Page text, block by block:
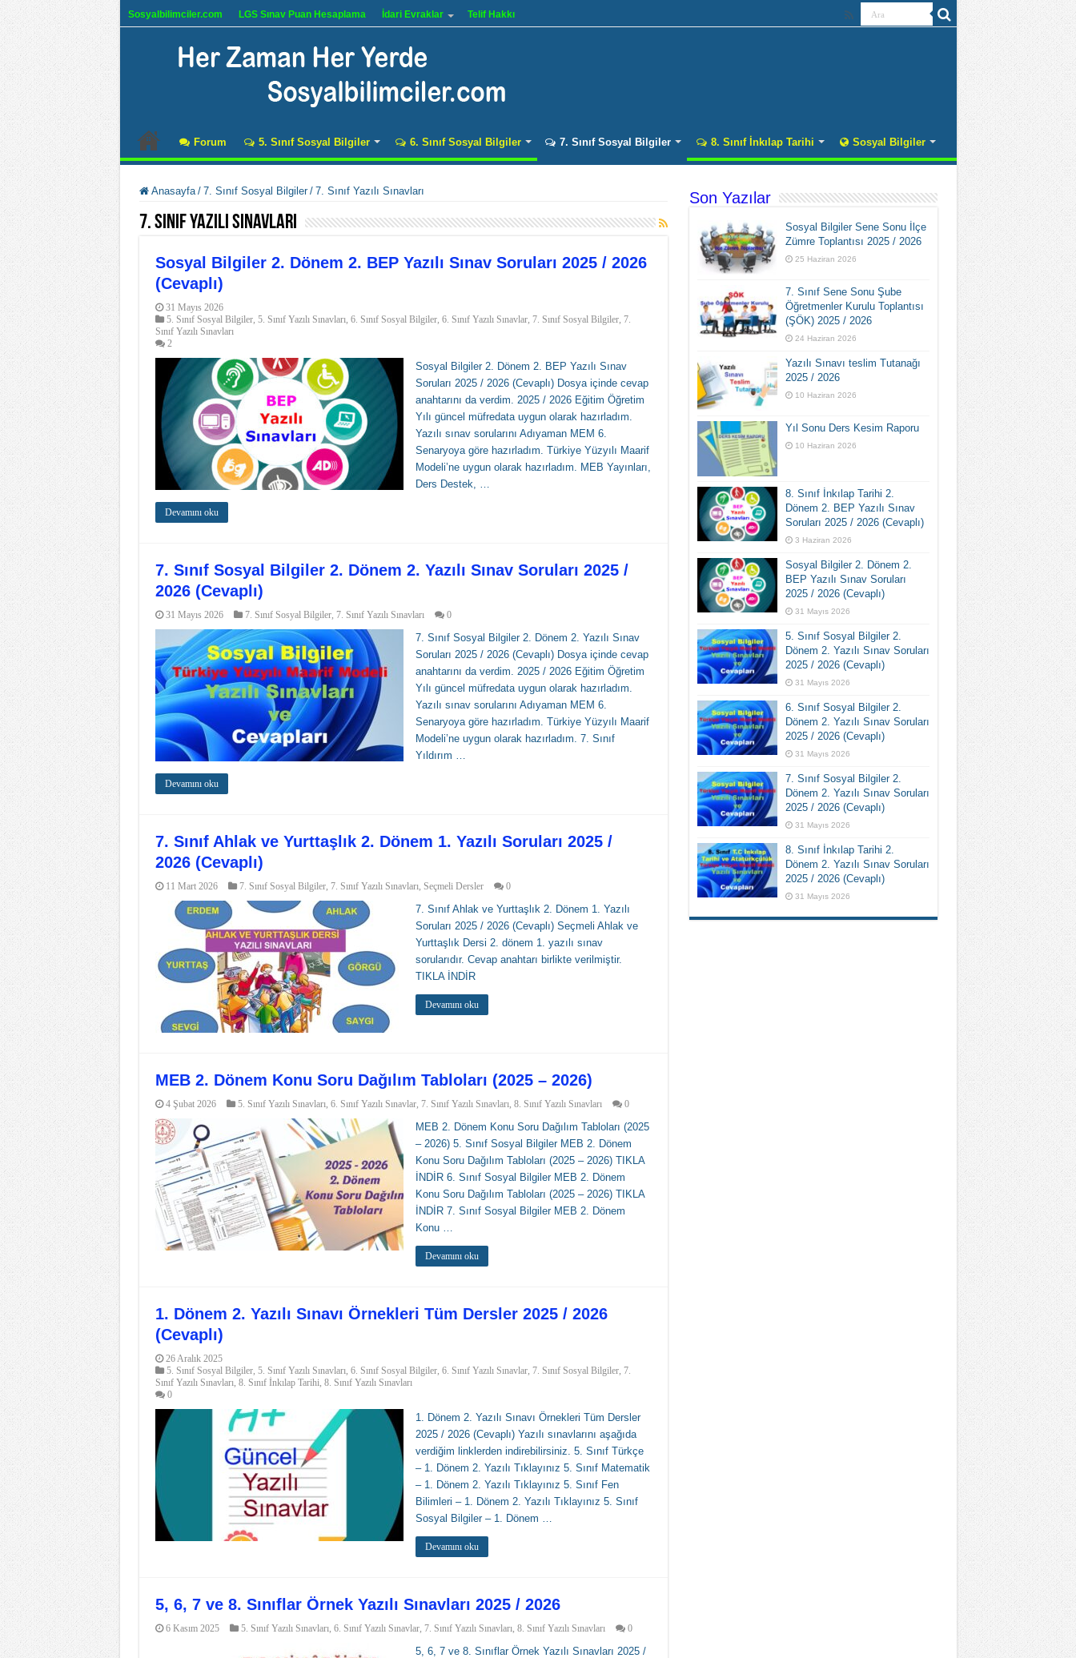
Sosyalbilimciler.com LGS Sınav Puan Hesaplama İdari Evraklar Telif Hakkı
Forum 5. Sınıf Sosyal Bilgiler 6. Sınıf Sosyal Bilgiler 7. Sınıf Sosyal Bilgiler 8. Sınıf İnkılap Tarihi Sosyal Bilgiler
Anasayfa / 7. Sınıf Sosyal Bilgiler / 7. Sınıf Yazılı Sınavları
7. Sınıf Yazılı Sınavları
Sosyal Bilgiler 2. Dönem 2. BEP Yazılı Sınav Soruları 2025 / 2026
(Cevaplı)
31 Mayıs 2026
5. Sınıf Sosyal Bilgiler, 5. Sınıf Yazılı Sınavları, 6. Sınıf Sosyal Bilgiler, 6. Sınıf Yazılı Sınavlar, 7. Sınıf Sosyal Bilgiler, 7.
Sınıf Yazılı Sınavları
2
Sosyal Bilgiler 2. Dönem 2. BEP Yazılı Sınav
Soruları 2025 / 2026 (Cevaplı) Dosya içinde cevap
anahtarını da verdim. 2025 / 2026 Eğitim Öğretim
Yılı güncel müfredata uygun olarak hazırladım.
Yazılı sınav sorularını Adıyaman MEM 6.
Senaryoya göre hazırladım. Türkiye Yüzyılı Maarif
Modeli’ne uygun olarak hazırladım. MEB Yayınları,
Ders Destek, …
Devamını oku
7. Sınıf Sosyal Bilgiler 2. Dönem 2. Yazılı Sınav Soruları 2025 /
2026 (Cevaplı)
31 Mayıs 2026 7. Sınıf Sosyal Bilgiler, 7. Sınıf Yazılı Sınavları 0
7. Sınıf Sosyal Bilgiler 2. Dönem 2. Yazılı Sınav
Soruları 2025 / 2026 (Cevaplı) Dosya içinde cevap
anahtarını da verdim. 2025 / 2026 Eğitim Öğretim
Yılı güncel müfredata uygun olarak hazırladım.
Yazılı sınav sorularını Adıyaman MEM 6.
Senaryoya göre hazırladım. Türkiye Yüzyılı Maarif
Modeli’ne uygun olarak hazırladım. 7. Sınıf
Yıldırım …
Devamını oku
7. Sınıf Ahlak ve Yurttaşlık 2. Dönem 1. Yazılı Soruları 2025 /
2026 (Cevaplı)
11 Mart 2026 7. Sınıf Sosyal Bilgiler, 7. Sınıf Yazılı Sınavları, Seçmeli Dersler 0
7. Sınıf Ahlak ve Yurttaşlık 2. Dönem 1. Yazılı
Soruları 2025 / 2026 (Cevaplı) Seçmeli Ahlak ve
Yurttaşlık Dersi 2. dönem 1. yazılı sınav
sorularıdır. Cevap anahtarı birlikte verilmiştir.
TIKLA İNDİR
Devamını oku
MEB 2. Dönem Konu Soru Dağılım Tabloları (2025 – 2026)
4 Şubat 2026 5. Sınıf Yazılı Sınavları, 6. Sınıf Yazılı Sınavlar, 7. Sınıf Yazılı Sınavları, 8. Sınıf Yazılı Sınavları 0
MEB 2. Dönem Konu Soru Dağılım Tabloları (2025
– 2026) 5. Sınıf Sosyal Bilgiler MEB 2. Dönem
Konu Soru Dağılım Tabloları (2025 – 2026) TIKLA
İNDİR 6. Sınıf Sosyal Bilgiler MEB 2. Dönem
Konu Soru Dağılım Tabloları (2025 – 2026) TIKLA
İNDİR 7. Sınıf Sosyal Bilgiler MEB 2. Dönem
Konu …
Devamını oku
1. Dönem 2. Yazılı Sınavı Örnekleri Tüm Dersler 2025 / 2026
(Cevaplı)
26 Aralık 2025
5. Sınıf Sosyal Bilgiler, 5. Sınıf Yazılı Sınavları, 6. Sınıf Sosyal Bilgiler, 6. Sınıf Yazılı Sınavlar, 7. Sınıf Sosyal Bilgiler, 7.
Sınıf Yazılı Sınavları, 8. Sınıf İnkılap Tarihi, 8. Sınıf Yazılı Sınavları
0
1. Dönem 2. Yazılı Sınavı Örnekleri Tüm Dersler
2025 / 2026 (Cevaplı) Yazılı sınavlarını aşağıda
verdiğim linklerden indirebilirsiniz. 5. Sınıf Türkçe
– 1. Dönem 2. Yazılı Tıklayınız 5. Sınıf Matematik
– 1. Dönem 2. Yazılı Tıklayınız 5. Sınıf Fen
Bilimleri – 1. Dönem 2. Yazılı Tıklayınız 5. Sınıf
Sosyal Bilgiler – 1. Dönem …
Devamını oku
5, 6, 7 ve 8. Sınıflar Örnek Yazılı Sınavları 2025 / 2026
6 Kasım 2025 5. Sınıf Yazılı Sınavları, 6. Sınıf Yazılı Sınavlar, 7. Sınıf Yazılı Sınavları, 8. Sınıf Yazılı Sınavları 0
5, 6, 7 ve 8. Sınıflar Örnek Yazılı Sınavları 2025 /
Son Yazılar
Sosyal Bilgiler Sene Sonu İlçe
Zümre Toplantısı 2025 / 2026
25 Haziran 2026
7. Sınıf Sene Sonu Şube
Öğretmenler Kurulu Toplantısı
(ŞÖK) 2025 / 2026
24 Haziran 2026
Yazılı Sınavı teslim Tutanağı
2025 / 2026
10 Haziran 2026
Yıl Sonu Ders Kesim Raporu
10 Haziran 2026
8. Sınıf İnkılap Tarihi 2.
Dönem 2. BEP Yazılı Sınav
Soruları 2025 / 2026 (Cevaplı)
3 Haziran 2026
Sosyal Bilgiler 2. Dönem 2.
BEP Yazılı Sınav Soruları
2025 / 2026 (Cevaplı)
31 Mayıs 2026
5. Sınıf Sosyal Bilgiler 2.
Dönem 2. Yazılı Sınav Soruları
2025 / 2026 (Cevaplı)
31 Mayıs 2026
6. Sınıf Sosyal Bilgiler 2.
Dönem 2. Yazılı Sınav Soruları
2025 / 2026 (Cevaplı)
31 Mayıs 2026
7. Sınıf Sosyal Bilgiler 2.
Dönem 2. Yazılı Sınav Soruları
2025 / 2026 (Cevaplı)
31 Mayıs 2026
8. Sınıf İnkılap Tarihi 2.
Dönem 2. Yazılı Sınav Soruları
2025 / 2026 (Cevaplı)
31 Mayıs 2026